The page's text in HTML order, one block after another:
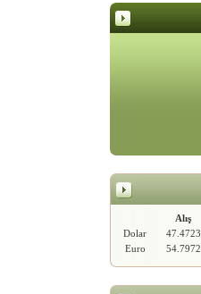
Alış
Dolar
47.4723
Euro
54.7972